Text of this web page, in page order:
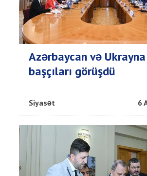
Azərbaycan və
başçıları görüşdü
Siyasət 6